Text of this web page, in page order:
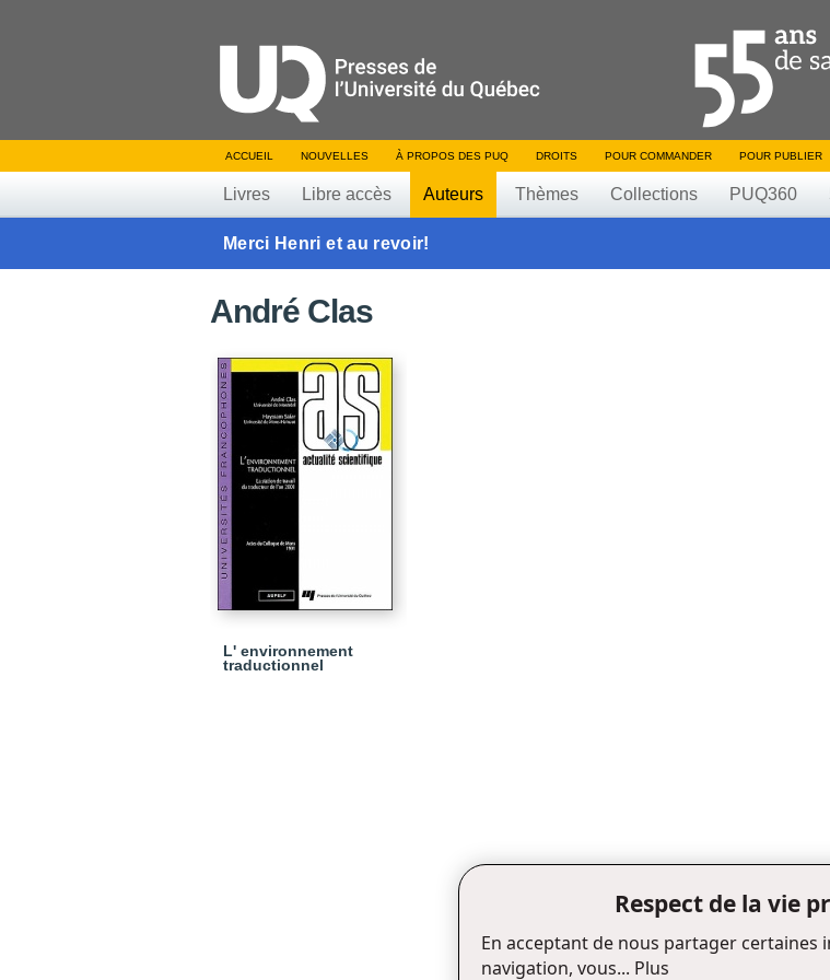
ACCUEIL NOUVELLES À PROPOS DES PUQ DROITS POUR COMMANDER POUR PUBLIER
Livres Libre accès Auteurs Thèmes Collections PUQ360
Merci Henri et au revoir!
André Clas
L' environnement
traductionnel
Respect de la vie
En acceptant de nous partager certaines
navigation, vous... Plus